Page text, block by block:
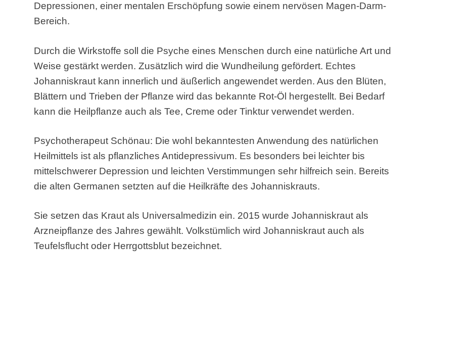
Depressionen, einer mentalen Erschöpfung sowie einem nervösen Magen-Darm-
Bereich.
Durch die Wirkstoffe soll die Psyche eines Menschen durch eine natürliche Art und
Weise gestärkt werden. Zusätzlich wird die Wundheilung gefördert. Echtes
Johanniskraut kann innerlich und äußerlich angewendet werden. Aus den Blüten,
Blättern und Trieben der Pflanze wird das bekannte Rot-Öl hergestellt. Bei Bedarf
kann die Heilpflanze auch als Tee, Creme oder Tinktur verwendet werden.
Psychotherapeut Schönau: Die wohl bekanntesten Anwendung des natürlichen
Heilmittels ist als pflanzliches Antidepressivum. Es besonders bei leichter bis
mittelschwerer Depression und leichten Verstimmungen sehr hilfreich sein. Bereits
die alten Germanen setzten auf die Heilkräfte des Johanniskrauts.
Sie setzen das Kraut als Universalmedizin ein. 2015 wurde Johanniskraut als
Arzneipflanze des Jahres gewählt. Volkstümlich wird Johanniskraut auch als
Teufelsflucht oder Herrgottsblut bezeichnet.